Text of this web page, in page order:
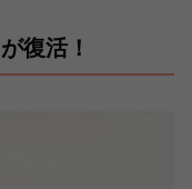
復活！